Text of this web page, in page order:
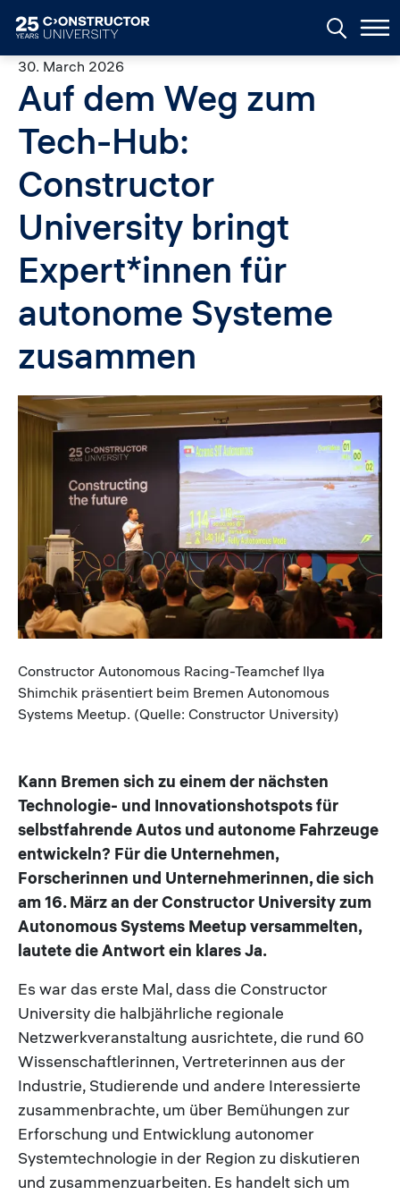
30. March 2026
Auf dem Weg zum
Tech-Hub:
Constructor
University bringt
Expert*innen für
autonome Systeme
zusammen
Image
Caption
Constructor Autonomous Racing-Teamchef Ilya
Shimchik präsentiert beim Bremen Autonomous
Systems Meetup. (Quelle: Constructor University)
Kann Bremen sich zu einem der nächsten
Technologie- und Innovationshotspots für
selbstfahrende Autos und autonome Fahrzeuge
entwickeln? Für die Unternehmen,
Forscherinnen und Unternehmerinnen, die sich
am 16. März an der Constructor University zum
Autonomous Systems Meetup versammelten,
lautete die Antwort ein klares Ja.
Es war das erste Mal, dass die Constructor
University die halbjährliche regionale
Netzwerkveranstaltung ausrichtete, die rund 60
Wissenschaftlerinnen, Vertreterinnen aus der
Industrie, Studierende und andere Interessierte
zusammenbrachte, um über Bemühungen zur
Erforschung und Entwicklung autonomer
Systemtechnologie in der Region zu diskutieren
und zusammenzuarbeiten. Es handelt sich um